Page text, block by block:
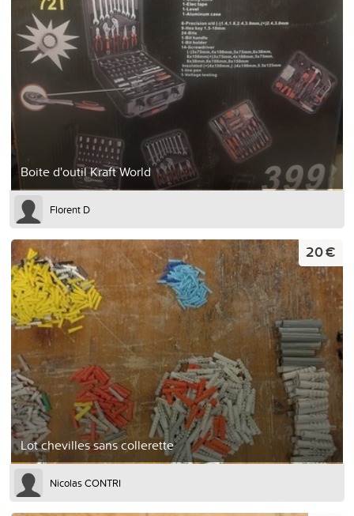
Boite d'outil Kraft World
Florent D
Lot chevilles sans collerette
20 €
Nicolas CONTRI